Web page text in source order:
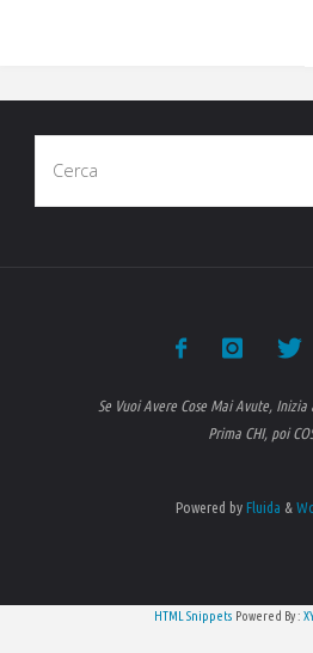
Se Vuoi Avere Cose Mai Avute,
Prima CHI, poi
Powered byFluida &
HTML Snippets Powered By :